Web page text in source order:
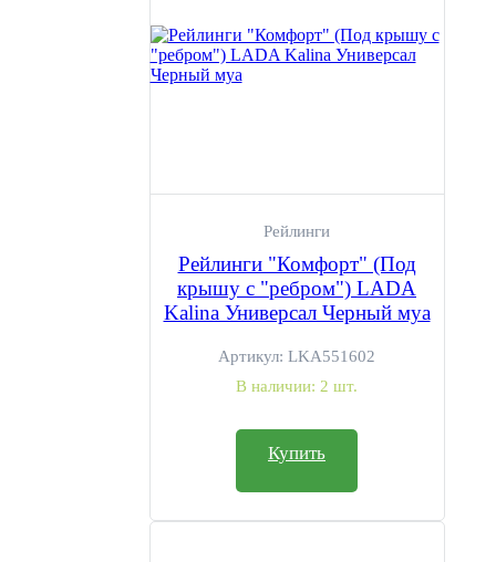
Рейлинги
Рейлинги "Комфорт" (Под
крышу с "ребром") LADA
Kalina Универсал Черный муа
Артикул: LKA551602
В наличии: 2 шт.
Купить